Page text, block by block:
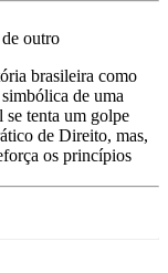
outro
brasileira como
de uma
se tenta um golpe
de Direito, mas,
os princípios